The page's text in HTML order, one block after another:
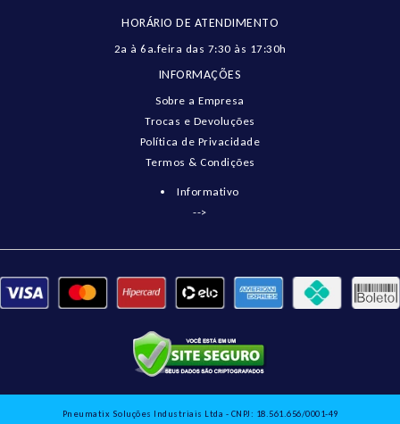
HORÁRIO DE ATENDIMENTO
2a à 6a.feira das 7:30 às 17:30h
INFORMAÇÕES
Sobre a Empresa
Trocas e Devoluções
Política de Privacidade
Termos & Condições
Informativo
-->
Pneumatix Soluções Industriais Ltda - CNPJ: 18.561.656/0001-49